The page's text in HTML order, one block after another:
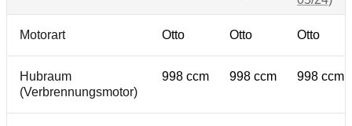
Motorart Otto Otto Otto
Hubraum
(Verbrennungsmotor)
998 ccm 998 ccm 998 ccm